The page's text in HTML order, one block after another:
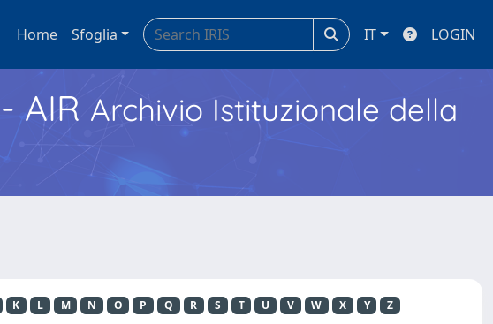
Home Sfoglia IT LOGIN
- AIR Archivio Istituzionale della
K L M N O P Q R S T U V W X Y Z